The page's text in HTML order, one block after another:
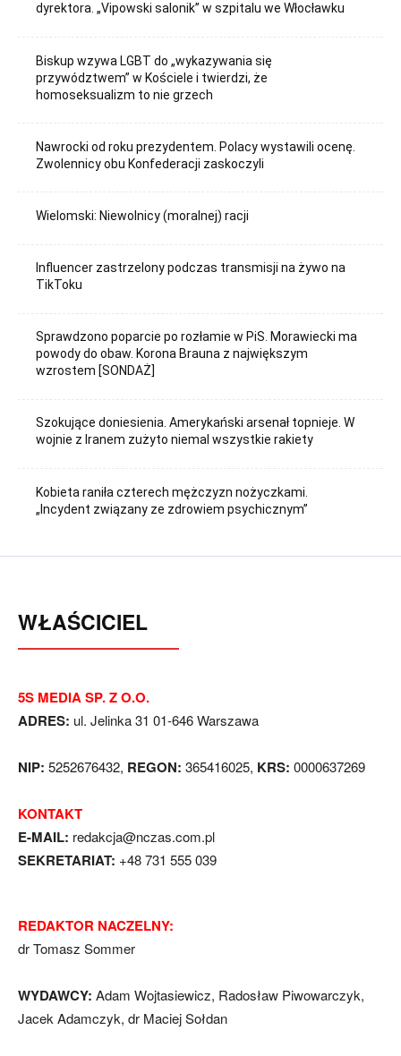
dyrektora. „Vipowski salonik” w szpitalu we Włocławku
Biskup wzywa LGBT do „wykazywania się
przywództwem” w Kościele i twierdzi, że
homoseksualizm to nie grzech
Nawrocki od roku prezydentem. Polacy wystawili ocenę.
Zwolennicy obu Konfederacji zaskoczyli
Wielomski: Niewolnicy (moralnej) racji
Influencer zastrzelony podczas transmisji na żywo na
TikToku
Sprawdzono poparcie po rozłamie w PiS. Morawiecki ma
powody do obaw. Korona Brauna z największym
wzrostem [SONDAŻ]
Szokujące doniesienia. Amerykański arsenał topnieje. W
wojnie z Iranem zużyto niemal wszystkie rakiety
Kobieta raniła czterech mężczyzn nożyczkami.
„Incydent związany ze zdrowiem psychicznym”
WŁAŚCICIEL
5S MEDIA SP. Z O.O.
ADRES: ul. Jelinka 31 01-646 Warszawa
NIP: 5252676432, REGON: 365416025, KRS: 0000637269
KONTAKT
E-MAIL: redakcja@nczas.com.pl
SEKRETARIAT: +48 731 555 039
REDAKTOR NACZELNY:
dr Tomasz Sommer
WYDAWCY: Adam Wojtasiewicz, Radosław Piwowarczyk,
Jacek Adamczyk, dr Maciej Sołdan